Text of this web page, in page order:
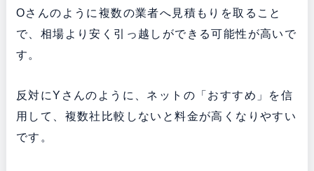
Oさんのように複数の業者へ見積もりを取ること
で、相場より安く引っ越しができる可能性が高いで
す。
反対にYさんのように、ネットの「おすすめ」を信
用して、複数社比較しないと料金が高くなりやすい
です。